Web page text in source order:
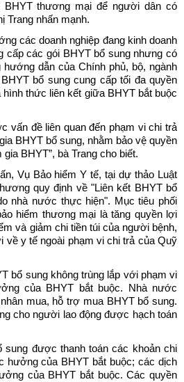
thương mại để người dân có
Trang nhấn mạnh.
các doanh nghiệp đang kinh doanh
cấp các gói BHYT bổ sung nhưng có
dẫn của Chính phủ, bộ, ngành
bổ sung cung cấp tối đa quyền
thức liên kết giữa BHYT bắt buộc
vấn đề liên quan đến phạm vi chi trả
BHYT bổ sung, nhằm bảo vệ quyền
BHYT”, bà Trang cho biết.
Vụ Bảo hiểm Y tế, tại dự thảo Luật
quy định về "Liên kết BHYT bổ
nhà nước thực hiện". Mục tiêu phối
hiểm thương mại là tăng quyền lợi
và giảm chi tiền túi của người bệnh,
về y tế ngoài phạm vi chi trả của Quỹ
bổ sung không trùng lắp với phạm vi
của BHYT bắt buộc. Nhà nước
mua, hỗ trợ mua BHYT bổ sung.
cho người lao động được hạch toán
sung được thanh toán các khoản chi
hưởng của BHYT bắt buộc; các dịch
của BHYT bắt buộc. Các quyền